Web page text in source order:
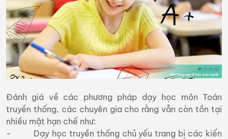
Đánh giá về các phương pháp dạy học môn Toán
truyền thống, các chuyên gia cho rằng vẫn còn tồn tại
nhiều mặt hạn chế như:
- Dạy học truyền thống chủ yếu trang bị các kiến